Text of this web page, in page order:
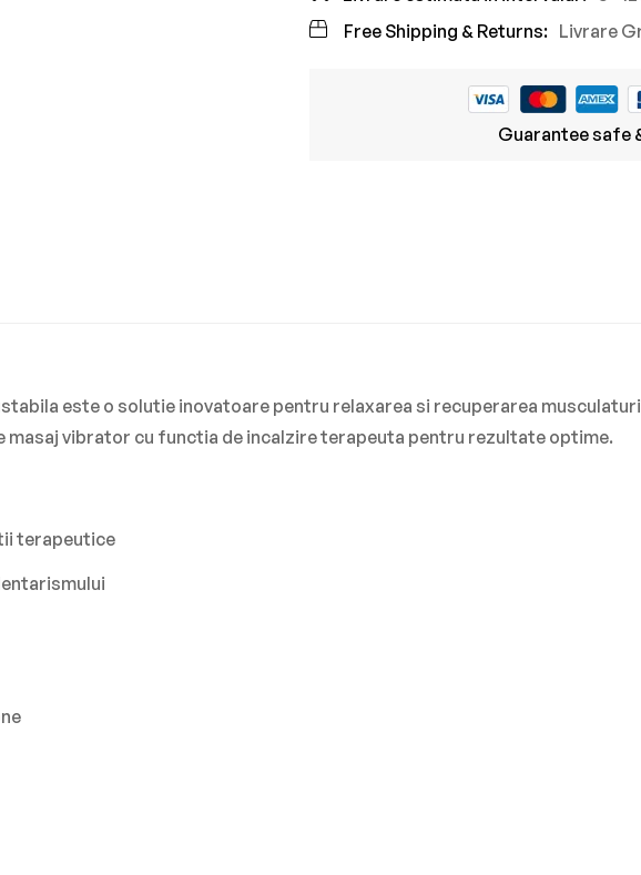
Free Shipping & Returns: Livrare
Guarantee safe
este o solutie inovatoare pentru relaxarea si recuperarea
vibrator cu functia de incalzire terapeuta pentru rezultate optime.
terapeutice